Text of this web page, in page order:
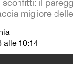
sconfitti: il
migliore
alle 10:14